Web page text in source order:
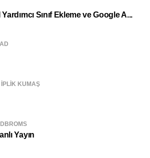
Sınıf Ekleme ve Google A...
IPLIK KUMAŞ
Yayın